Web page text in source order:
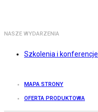
NASZE WYDARZENIA
Szkolenia i konferencje
MAPA STRONY
OFERTA PRODUKTOWA